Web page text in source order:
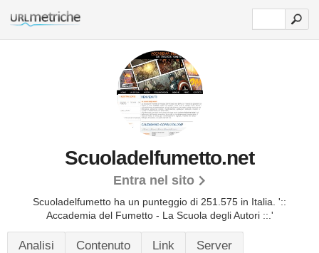
Scuoladelfumetto.net
Entra nel sito
Scuoladelfumetto ha un punteggio di 251.575 in Italia. '::
Accademia del Fumetto - La Scuola degli Autori ::.'
Analisi Contenuto Link Server